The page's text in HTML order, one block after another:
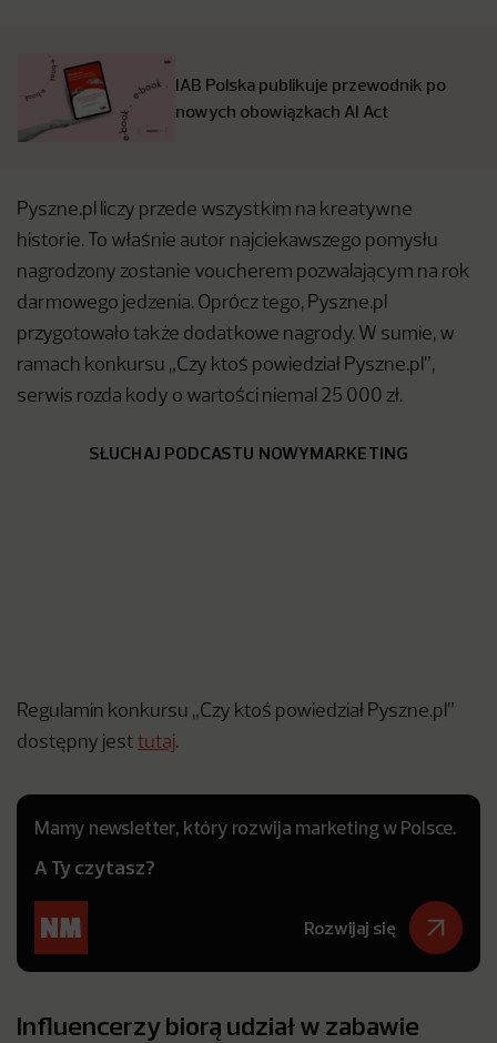
IAB Polska publikuje przewodnik po
nowych obowiązkach AI Act
Pyszne.pl liczy przede wszystkim na kreatywne
historie. To właśnie autor najciekawszego pomysłu
nagrodzony zostanie voucherem pozwalającym na rok
darmowego jedzenia. Oprócz tego, Pyszne.pl
przygotowało także dodatkowe nagrody. W sumie, w
ramach konkursu „Czy ktoś powiedział Pyszne.pl”,
serwis rozda kody o wartości niemal 25 000 zł.
SŁUCHAJ PODCASTU NOWYMARKETING
Regulamin konkursu „Czy ktoś powiedział Pyszne.pl”
dostępny jest tutaj.
Mamy newsletter, który rozwija marketing w Polsce.
A Ty czytasz?
Rozwijaj się
Influencerzy biorą udział w zabawie